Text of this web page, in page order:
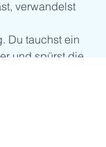
verwandelst
Du tauchst ein
und spürst die